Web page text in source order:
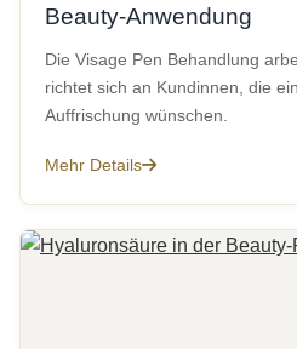
Beauty-Anwendung
Die Visage Pen Behandlung
richtet sich an Kundinnen, die
Auffrischung wünschen.
Mehr Details